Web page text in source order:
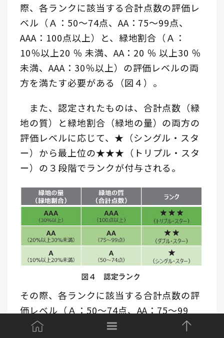
際、各ランクに該当する合計点数の評価レ
ベル（Ａ：50～74点、AA：75～99点、
AAA：100点以上）と、緑地割合（Ａ：
10％以上20 ％ 未満、AA：20 ％ 以上30 ％
未満、AAA：30％以上）の評価レベルの両
方を満たす必要がある（図４）。
また、認定されたものは、合計点数（緑
地の質）と緑地割合（緑地の量）の両方の
評価レベルに応じて、★（シングル・スタ
ー）から最上位の★★★（トリプル・スタ
ー）の３段階でランクが付与される。
その際、各ランクに該当する合計点数の評
価レベル（Ａ：50～74点、AA：75～99
点、AAA：100点以上）と、緑地割合